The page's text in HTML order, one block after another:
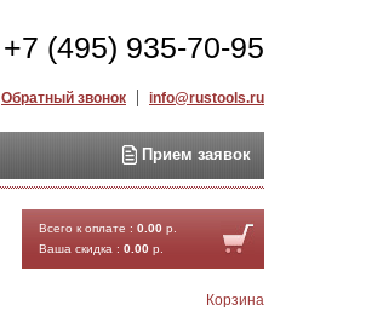
+7 (495) 935-70-95
Обратный звонок info@rustools.ru
Прием заявок
Всего к оплате : 0.00 р.
Ваша скидка : 0.00 р.
Корзина